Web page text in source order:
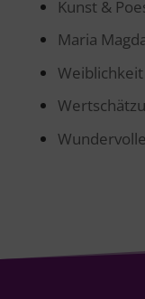
Kunst &
Maria
Weiblichkeit